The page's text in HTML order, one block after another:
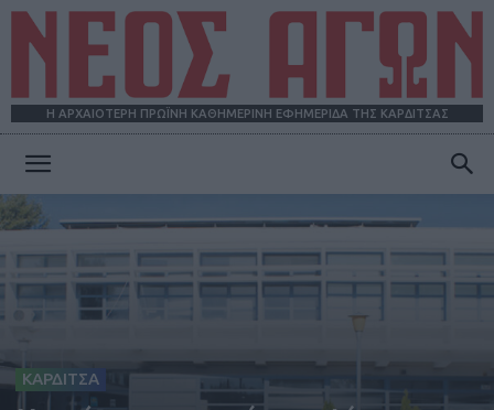
Η ΑΡΧΑΙΟΤΕΡΗ ΠΡΩΪΝΗ ΚΑΘΗΜΕΡΙΝΗ ΕΦΗΜΕΡΙΔΑ ΤΗΣ ΚΑΡΔΙΤΣΑΣ
ΑΓΩΝ
ΚΑΡΔΙΤΣΑ